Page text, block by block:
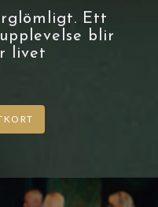
Ett
blir
livet